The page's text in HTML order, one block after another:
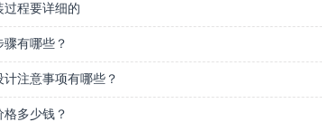
过程要详细的
骤有哪些？
注意事项有哪些？
多少钱？